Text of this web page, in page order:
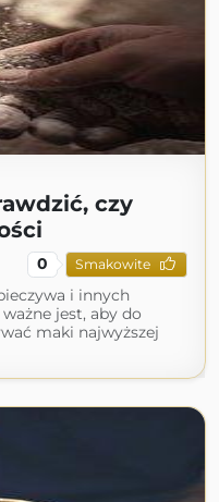
czy
0 Smakowite
i innych
jest, aby do
maki najwyższej